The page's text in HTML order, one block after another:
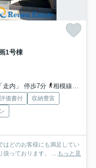
1号棟
走内」 停歩7分
相模線「茅ケ崎」駅 バス15分 「走内」 停歩7分
価書付
収納豊富
はどのお客様にも満足してい
扱っております。 ... もっと見